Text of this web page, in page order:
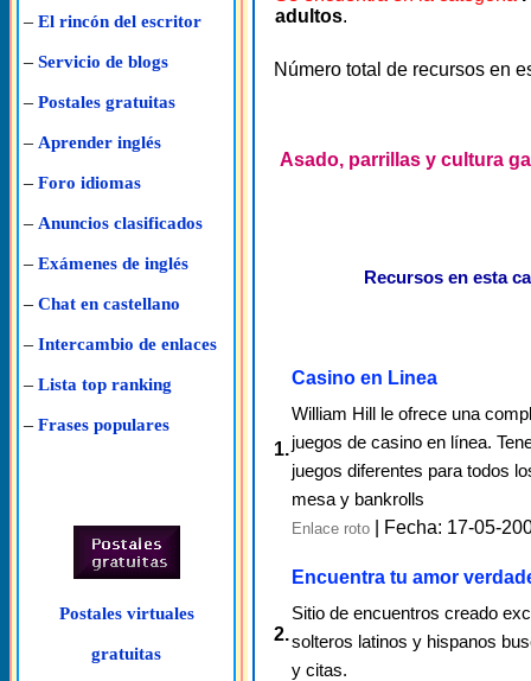
– El rincón del escritor
– Servicio de blogs
– Postales gratuitas
– Aprender inglés
– Foro idiomas
– Anuncios clasificados
– Exámenes de inglés
– Chat en castellano
– Intercambio de enlaces
– Lista top ranking
– Frases populares
Postales virtuales
gratuitas
adultos.
Número total de recursos en
Asado, parrillas y cultura
Recursos en esta
1.
Casino en Linea
William Hill le ofrece una
juegos de casino en línea.
juegos diferentes para todos
mesa y bankrolls
Enlace roto | Fecha: 17-05-
2.
Encuentra tu amor
Sitio de encuentros creado
solteros latinos y hispanos
y citas.